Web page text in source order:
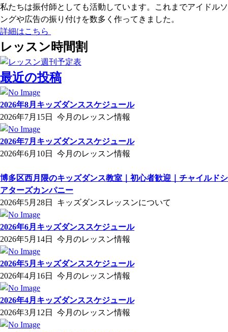
私たちは振付師としても活動しています。これまでアイドルソ
ングや広告の振り付けを数多く作ってきました。
詳細はこちら
レッスン時間割
最近の投稿
2026年8月キッズダンススケジュール
2026年7月15日 今月のレッスン情報
2026年7月キッズダンススケジュール
2026年6月10日 今月のレッスン情報
博多区西月隈のキッズダンス教室｜初心者歓迎｜チャイルドシ
アターズカンパニー
2026年5月28日 キッズダンスレッスンについて
2026年6月キッズダンススケジュール
2026年5月14日 今月のレッスン情報
2026年5月キッズダンススケジュール
2026年4月16日 今月のレッスン情報
2026年4月キッズダンススケジュール
2026年3月12日 今月のレッスン情報